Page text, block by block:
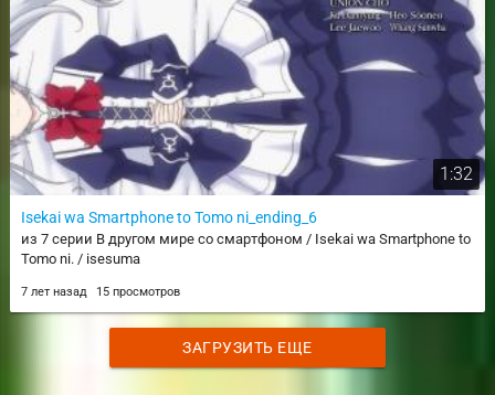
1:32
Isekai wa Smartphone to Tomo ni_ending_6
из 7 серии В другом мире со смартфоном / Isekai wa Smartphone to
Tomo ni. / isesuma
7 лет назад 15 просмотров
ЗАГРУЗИТЬ ЕЩЕ